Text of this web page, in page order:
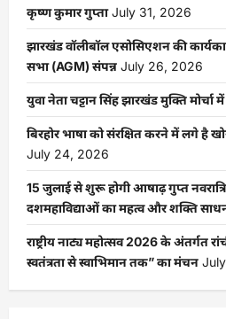
कृष्ण कुमार गुप्ता July 31, 2026
झारखंड वॉलीबॉल एसोसिएशन की
सभा (AGM) संपन्न July 26, 2026
युवा नेता चट्टान सिंह झारखंड मुक्ति मोर्चा
बिरहोर भाषा को संरक्षित करने में लगे है
July 24, 2026
15 जुलाई से शुरू होगी आषाढ़ गुप्त
दशमहाविद्याओं का महत्व और शक्ति
राष्ट्रीय नाट्य महोत्सव 2026 के अंतर्गत
स्वतंत्रता से स्वाभिमान तक” का मंचन